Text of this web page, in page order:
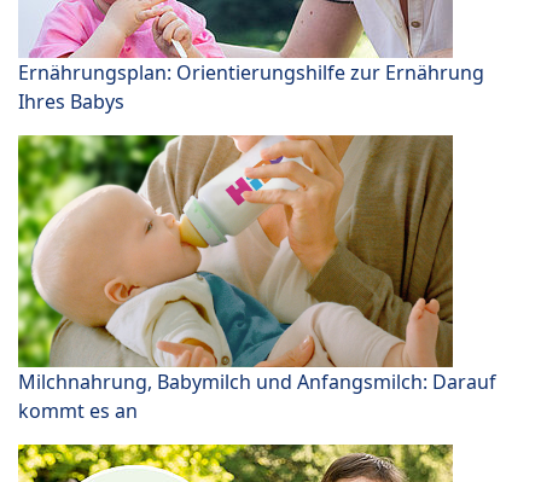
Ernährungsplan: Orientierungshilfe zur Ernährung
Ihres Babys
Milchnahrung, Babymilch und Anfangsmilch: Darauf
kommt es an